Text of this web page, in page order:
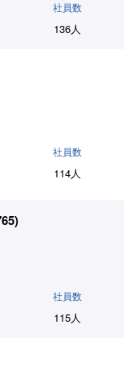
社員数
136人
社員数
114人
)
社員数
115人